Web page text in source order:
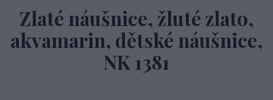
Zlaté náušnice, žluté zlato,
akvamarin, dětské náušnice,
NK 1381